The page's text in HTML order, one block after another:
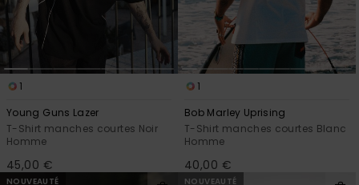
1
Young Guns Lazer
T-Shirt manches courtes Noir
Homme
45,00 €
1
Bob Marley Uprising
T-Shirt manches courtes Blanc
Homme
40,00 €
NOUVEAUTÉ NOUVEAUTÉ